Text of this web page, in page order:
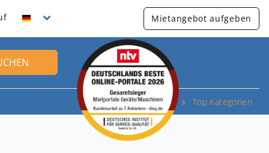
Mietangebot aufgeben
Top Kategorien